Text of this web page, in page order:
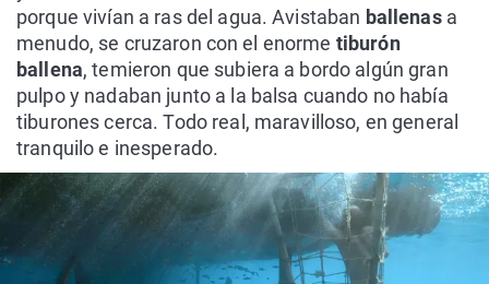
porque vivían a ras del agua. Avistaban ballenasa
menudo, se cruzaron con el enorme tiburón
ballena, temieron que subiera a bordo algún gran
pulpo y nadaban junto a la balsa cuando no había
tiburones cerca. Todo real, maravilloso, en general
tranquilo e inesperado.